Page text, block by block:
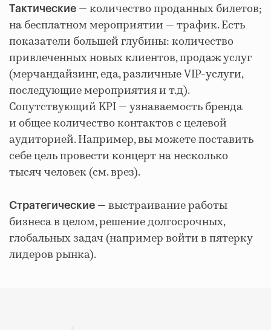
Тактические — количество проданных билетов;
на бесплатном мероприятии — трафик. Есть
показатели большей глубины: количество
привлеченных новых клиентов, продаж услуг
(мерчандайзинг, еда, различные VIP-услуги,
последующие мероприятия и т.д).
Сопутствующий KPI — узнаваемость бренда
и общее количество контактов с целевой
аудиторией. Например, вы можете поставить
себе цель провести концерт на несколько
тысяч человек (см. врез).
Стратегические — выстраивание работы
бизнеса в целом, решение долгосрочных,
глобальных задач (например войти в пятерку
лидеров рынка).